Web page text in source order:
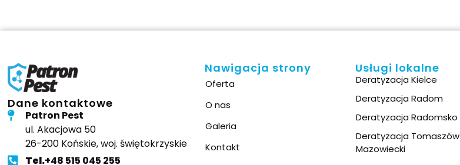
Dane kontaktowe
Patron Pest
ul. Akacjowa 50
26-200 Końskie, woj. świętokrzyskie
Tel.+48 515 045 255
Nawigacja strony
Oferta
O nas
Galeria
Kontakt
Usługi lokalne
Deratyzacja Kielce
Deratyzacja Radom
Deratyzacja Radomsko
Deratyzacja Tomaszów
Mazowiecki​